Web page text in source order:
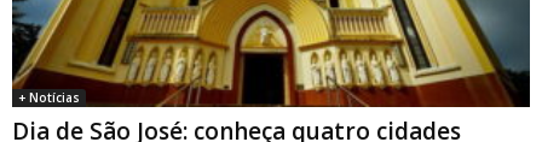
+ Notícias
Dia de São José: conheça quatro cidades